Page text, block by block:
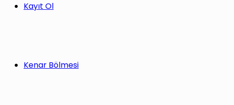
Kayıt Ol
Kenar Bölmesi